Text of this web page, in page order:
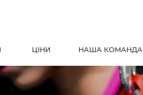
ЦІНИ НАША КОМАНДА